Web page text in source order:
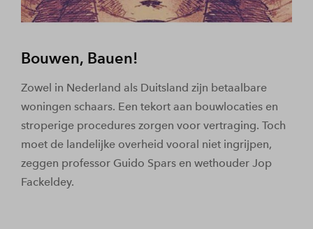
Bouwen, Bauen!
Zowel in Nederland als Duitsland zijn betaalbare
woningen schaars. Een tekort aan bouwlocaties en
stroperige procedures zorgen voor vertraging. Toch
moet de landelijke overheid vooral niet ingrijpen,
zeggen professor Guido Spars en wethouder Jop
Fackeldey.